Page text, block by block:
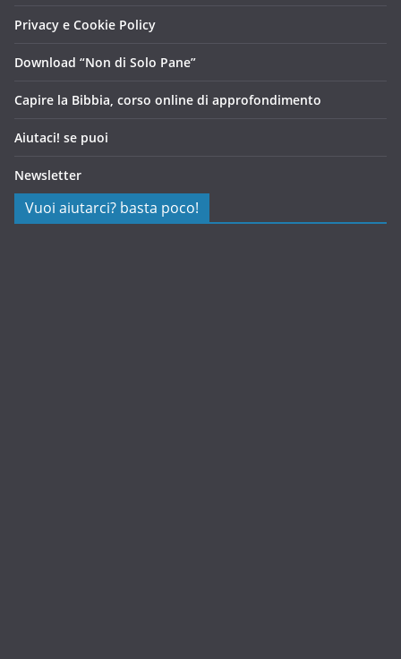
Privacy e Cookie Policy
Download “Non di Solo Pane”
Capire la Bibbia, corso online di approfondimento
Aiutaci! se puoi
Newsletter
Vuoi aiutarci? basta poco!